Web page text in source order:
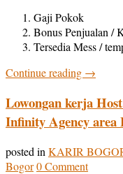
Gaji Pokok
Bonus Penjualan /
Tersedia Mess /
Continue reading →
Lowongan kerja
Infinity Agency area
posted in KARIR
Bogor0 Comment